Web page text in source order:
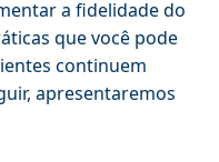
a fidelidade do
que você pode
continuem
apresentaremos